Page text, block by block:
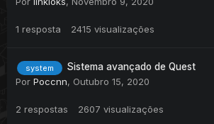
1 resposta 2415 visualizações
system
Sistema avançado de Quest
Por Poccnn, Outubro 15, 2020
2 respostas 2607 visualizações